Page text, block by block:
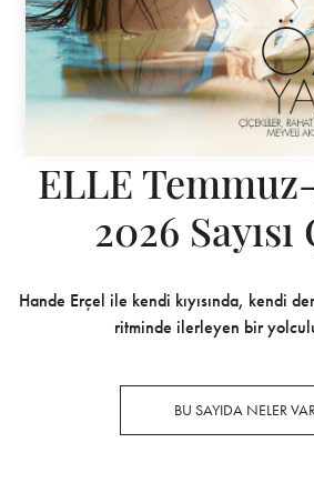
ELLE
2026 Sayısı
Hande Erçel ile kendi kıyısında, kendi
ritminde ilerleyen bir
BU SAYIDA NELER